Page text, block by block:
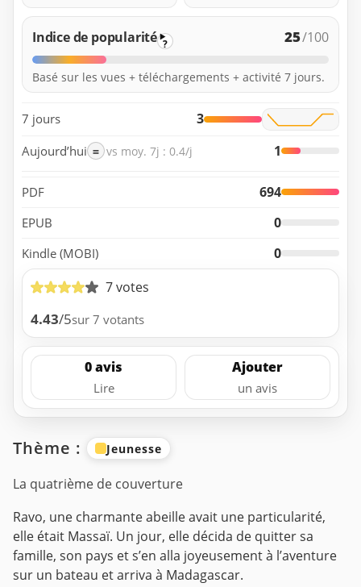
Indice de popularité ? 25/100
Basé sur les vues + téléchargements + activité 7 jours.
7 jours 3
Aujourd’hui = vs moy. 7j : 0.4/j 1
PDF 694
EPUB 0
Kindle (MOBI)
0
7 votes
4.43/5sur 7 votants
0 avis
Lire
Ajouter
un avis
Thème : Jeunesse
La quatrième de couverture
Ravo, une charmante abeille avait une particularité,
elle était Massaï. Un jour, elle décida de quitter sa
famille, son pays et s’en alla joyeusement à l’aventure
sur un bateau et arriva à Madagascar.